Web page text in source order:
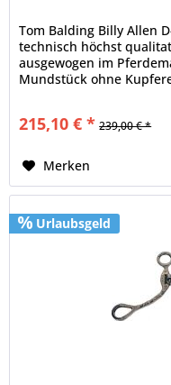
Tom Balding Billy Allen
technisch höchst
ausgewogen im
Mundstück ohne
215,10 € * 239,00 € *
Merken
Urlaubsgeld